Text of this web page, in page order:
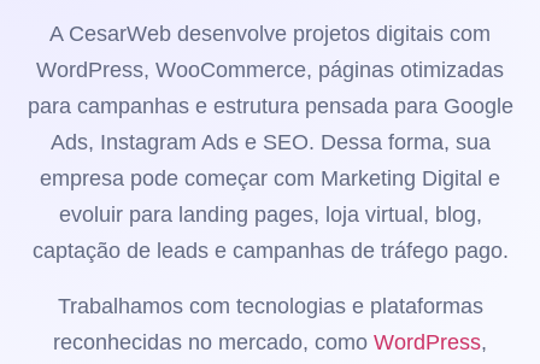
A CesarWeb desenvolve projetos digitais com
WordPress, WooCommerce, páginas otimizadas
para campanhas e estrutura pensada para Google
Ads, Instagram Ads e SEO. Dessa forma, sua
empresa pode começar com Marketing Digital e
evoluir para landing pages, loja virtual, blog,
captação de leads e campanhas de tráfego pago.
Trabalhamos com tecnologias e plataformas
reconhecidas no mercado, como WordPress,